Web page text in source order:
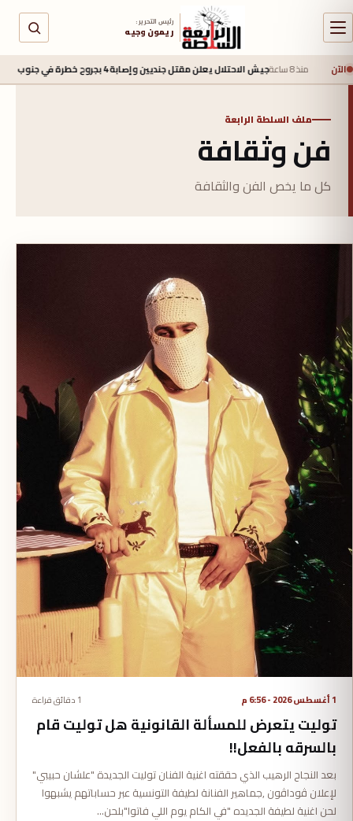
رئيس التحرير :
ريمون وجيه
الآن
يعلن مقتل جنديين وإصابة 4 بجروح خطرة في جنوب لبنان 5 أغسطس 2026 - 2:40 م
ملف السلطة الرابعة
فن وثقافة
كل ما يخص الفن والثقافة
1 أغسطس 2026 - 6:56 م 1 دقائق قراءة
توليت يتعرض للمسألة القانونية هل توليت قام
بالسرقه بالفعل!!
بعد النجاح الرهيب الذي حققته اغنية الفنان توليت الجديدة "علشان حبيبي"
لإعلان ڤوداڤون ,جماهير الفنانة لطيفة التونسية عبر حساباتهم يشبهوا
لحن اغنية لطيفة الجديده "في الكام يوم اللي فاتوا"بلحن…